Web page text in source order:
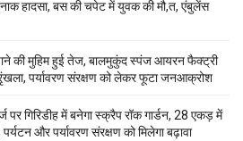
हादसा, बस की चपेट में युवक की मौ,त, एंबुलेंस
की मुहिम हुई तेज, बालमुकुंद स्पंज आयरन फैक्ट्री
पर्यावरण संरक्षण को लेकर फूटा जनआक्रोश
गिरिडीह में बनेगा स्क्रैप रॉक गार्डन, 28 एकड़ में
और पर्यावरण संरक्षण को मिलेगा बढ़ावा